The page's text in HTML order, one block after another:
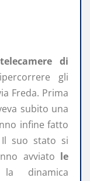
telecamere di
gli
Freda. Prima
subito una
infine fatto
suo stato si
avviato le
dinamica